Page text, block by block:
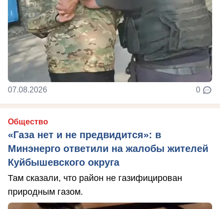
07.08.2026 0
Общество
«Газа нет и не предвидится»: в
Минэнерго ответили на жалобы жителей
Куйбышевского округа
Там сказали, что район не газифицирован
природным газом.